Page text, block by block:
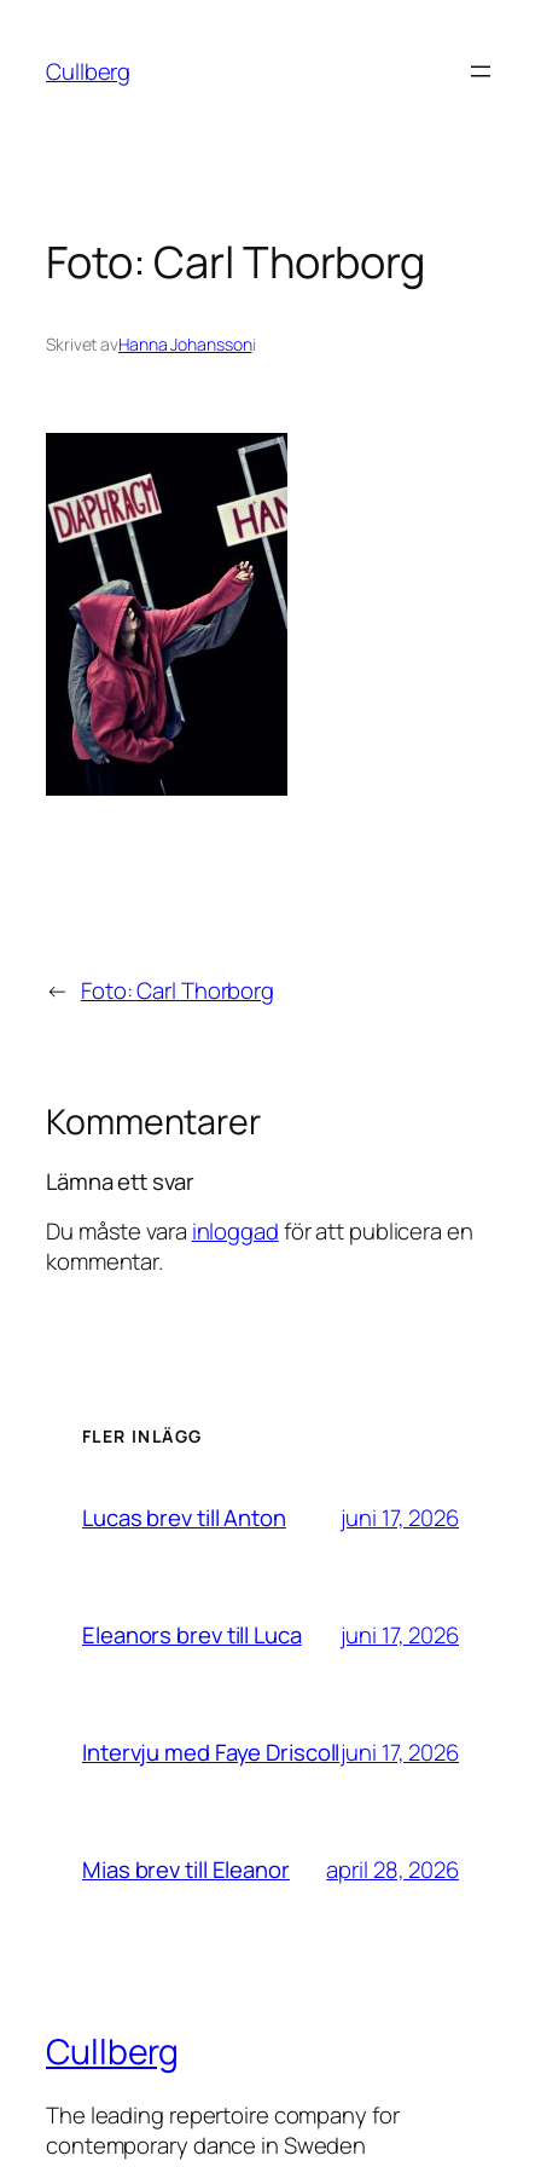
innehåll
Cullberg
Foto: Carl Thorborg
Skrivet avHanna Johanssoni
← Foto: Carl Thorborg
Kommentarer
Lämna ett svar
Du måste vara inloggadför att publicera en
kommentar.
FLER INLÄGG
Lucas brev till Anton juni 17, 2026
Eleanors brev till Luca juni 17, 2026
Intervju med Faye Driscolljuni 17, 2026
Mias brev till Eleanor april 28, 2026
Cullberg
The leading repertoire company for
contemporary dance in Sweden